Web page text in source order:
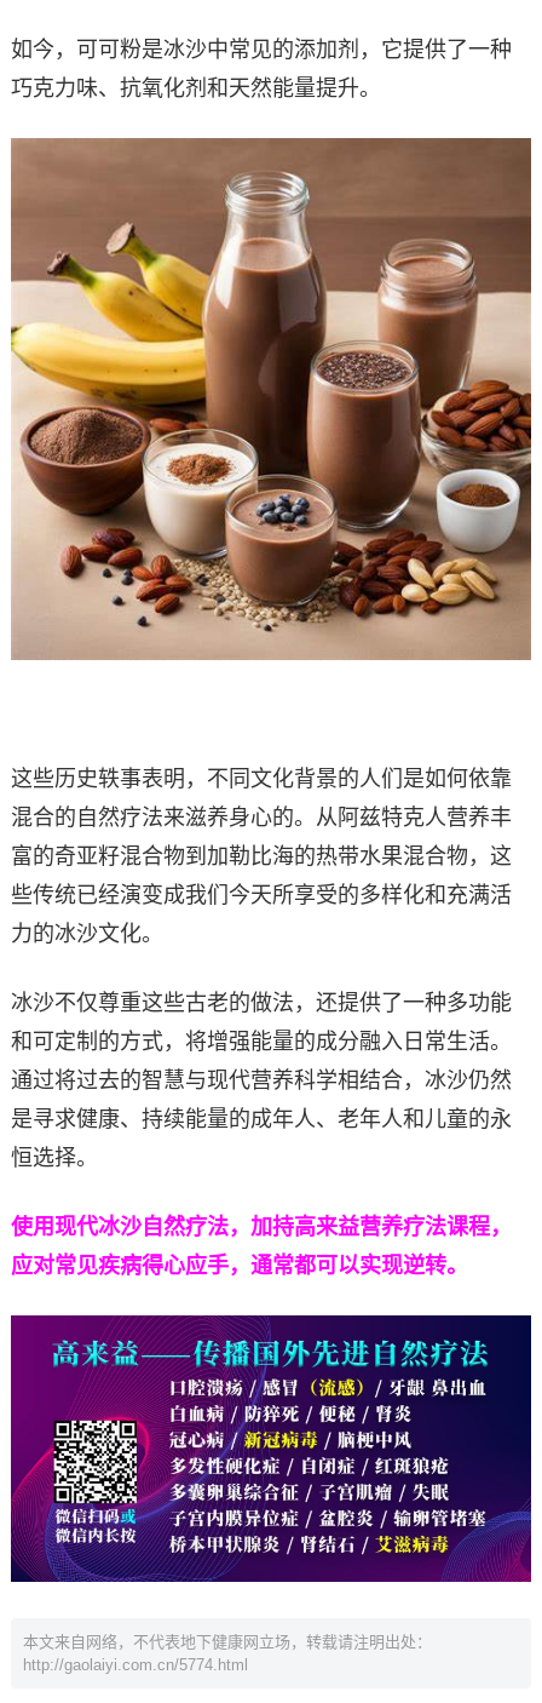
如今，可可粉是冰沙中常见的添加剂，它提供了一种
巧克力味、抗氧化剂和天然能量提升。
这些历史轶事表明，不同文化背景的人们是如何依靠
混合的自然疗法来滋养身心的。从阿兹特克人营养丰
富的奇亚籽混合物到加勒比海的热带水果混合物，这
些传统已经演变成我们今天所享受的多样化和充满活
力的冰沙文化。
冰沙不仅尊重这些古老的做法，还提供了一种多功能
和可定制的方式，将增强能量的成分融入日常生活。
通过将过去的智慧与现代营养科学相结合，冰沙仍然
是寻求健康、持续能量的成年人、老年人和儿童的永
恒选择。
使用现代冰沙自然疗法，加持高来益营养疗法课程，
应对常见疾病得心应手，通常都可以实现逆转。
本文来自网络，不代表地下健康网立场，转载请注明出处：
http://gaolaiyi.com.cn/5774.html